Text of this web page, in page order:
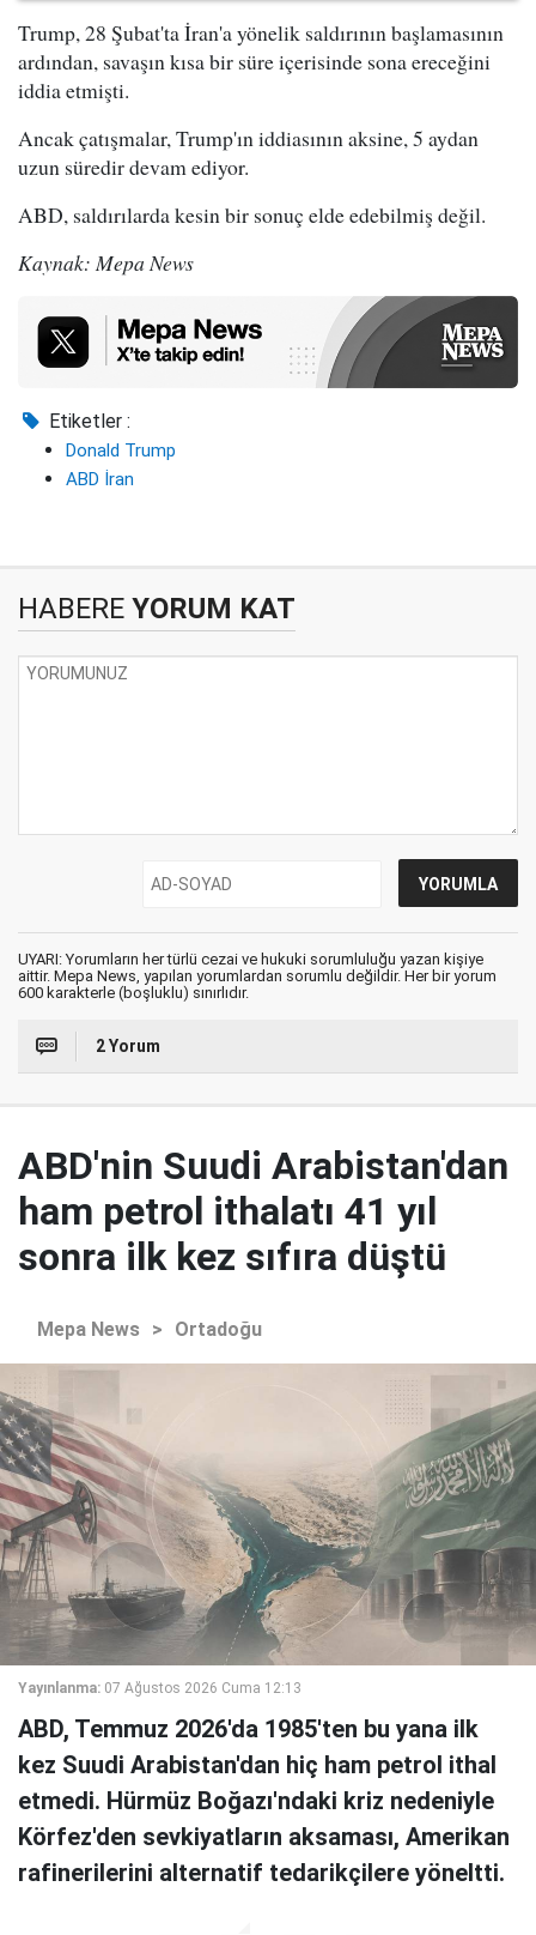
Trump, 28 Şubat'ta İran'a yönelik saldırının başlamasının
ardından, savaşın kısa bir süre içerisinde sona ereceğini
iddia etmişti.
Ancak çatışmalar, Trump'ın iddiasının aksine, 5 aydan
uzun süredir devam ediyor.
ABD, saldırılarda kesin bir sonuç elde edebilmiş değil.
Kaynak: Mepa News
Etiketler :
Donald Trump
ABD İran
HABERE YORUM KAT
UYARI: Yorumların her türlü cezai ve hukuki sorumluluğu yazan kişiye
aittir. Mepa News, yapılan yorumlardan sorumlu değildir. Her bir yorum
600 karakterle (boşluklu) sınırlıdır.
2 Yorum
ABD'nin Suudi Arabistan'dan
ham petrol ithalatı 41 yıl
sonra ilk kez sıfıra düştü
Mepa News > Ortadoğu
Yayınlanma: 07 Ağustos 2026 Cuma 12:13
ABD, Temmuz 2026'da 1985'ten bu yana ilk
kez Suudi Arabistan'dan hiç ham petrol ithal
etmedi. Hürmüz Boğazı'ndaki kriz nedeniyle
Körfez'den sevkiyatların aksaması, Amerikan
rafinerilerini alternatif tedarikçilere yöneltti.